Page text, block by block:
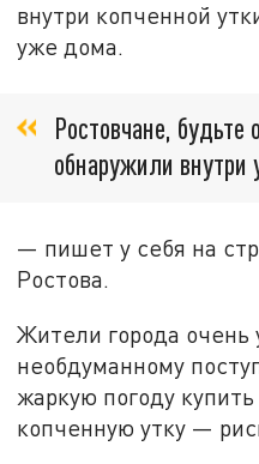
внутри копченной
уже дома.
Ростовчане,
обнаружили
— пишет у себя на
Ростова.
Жители города очень
необдуманному
жаркую погоду купить
копченную утку —